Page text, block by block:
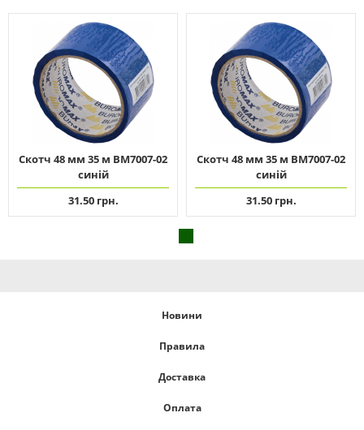
Скотч 48 мм 35 м ВМ7007-02
синій
31.50 грн.
Скотч 48 мм 35 м ВМ7007-02
синій
31.50 грн.
Новини
Правила
Доставка
Оплата